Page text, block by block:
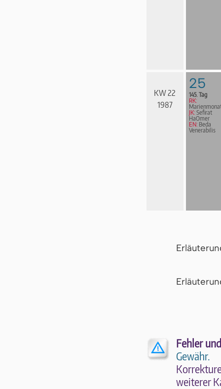
KW 22
1987
25
145. Tag
RK:
JK: Sefirat
HaOmer
EN: Beda
Venerabilis
Fehler
Gewähr.
wei­te­rer